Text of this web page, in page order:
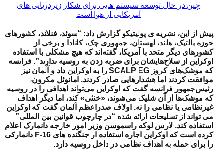
چین در حال توسعه سیستم هایی برای شکار زیردریایی های
آمریکایی از هوا است
پیش از این، نشریه ی پولیتیکو گزارش داد: “سوئد، فنلاند، کشورهای
حوزه بالتیک، هلند، لهستان، جمهوری چک، کانادا و برخی از
کشورهای دیگر متحد با آمریکا، گفته‌اند که هیچ مشکلی با استفاده
اوکراین از سلاح‌هایشان برای ضربه زدن به روسیه ندارند”. فرانسه
که موشک‌های کروز SCALP EG را به اوکراین داد و آلمان نیز
موافقت کردند اما هشدارهایی صادر کردند. امانوئل مکرون،
رئیس‌جمهور فرانسه گفت که اوکراین می‌تواند اهدافی را در روسیه
که موشک‌ها از آن شلیک می‌شوند، «خنثی» کند، اما دیگر اهداف
غیرنظامی یا نظامی را نه. اولاف صدراعظم آلمان گفت که اوکراین
می تواند از تسلیحات ارائه شده “در چارچوب قوانین بین المللی”
استفاده کند. لارس لوکه راسموسن وزیر امور خارجه دانمارک اعلام
کرده است که اوکراین اجازه استفاده از جنگنده های F-16 دانمارکی
را برای حمله به اهداف نظامی در داخل روسیه دارد.